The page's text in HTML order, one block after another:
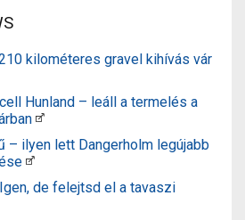
210 kilométeres gravel kihívás vár
Hunland – leáll a termelés a
– ilyen lett Dangerholm legújabb
de felejtsd el a tavaszi